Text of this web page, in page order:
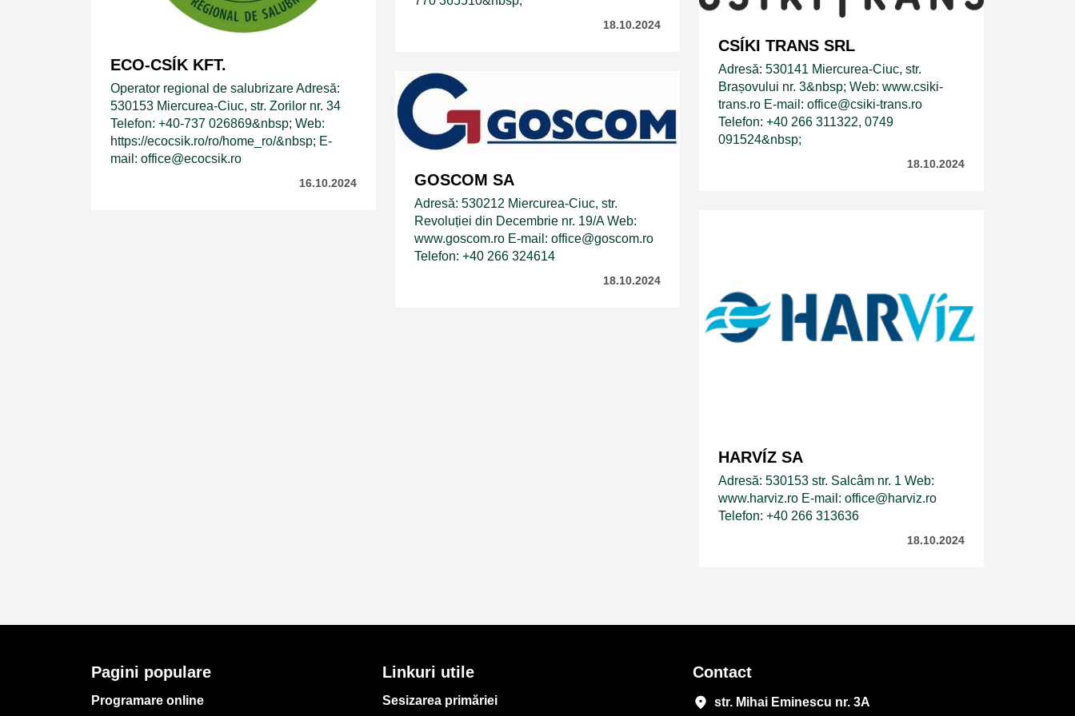
ECO-CSÍK KFT.
Operator regional de salubrizare Adresă:
530153 Miercurea-Ciuc, str. Zorilor nr. 34
Telefon: +40-737 026869&nbsp; Web:
https://ecocsik.ro/ro/home_ro/&nbsp; E-
mail: office@ecocsik.ro
16.10.2024
18.10.2024
CSÍKI TRANS SRL
Adresă: 530141 Miercurea-Ciuc, str.
Brașovului nr. 3&nbsp; Web: www.csiki-
trans.ro E-mail: office@csiki-trans.ro
Telefon: +40 266 311322, 0749
091524&nbsp;
18.10.2024
GOSCOM SA
Adresă: 530212 Miercurea-Ciuc, str.
Revoluției din Decembrie nr. 19/A Web:
www.goscom.ro E-mail: office@goscom.ro
Telefon: +40 266 324614
18.10.2024
HARVÍZ SA
Adresă: 530153 str. Salcâm nr. 1 Web:
www.harviz.ro E-mail: office@harviz.ro
Telefon: +40 266 313636
18.10.2024
Pagini populare
Programare online
Linkuri utile
Sesizarea primăriei
Contact
place str. Mihai Eminescu nr. 3A